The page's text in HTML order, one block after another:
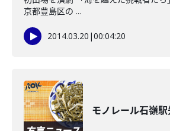
京都豊島区の ...
2014.03.20 |00:04:20
モノレール石嶺